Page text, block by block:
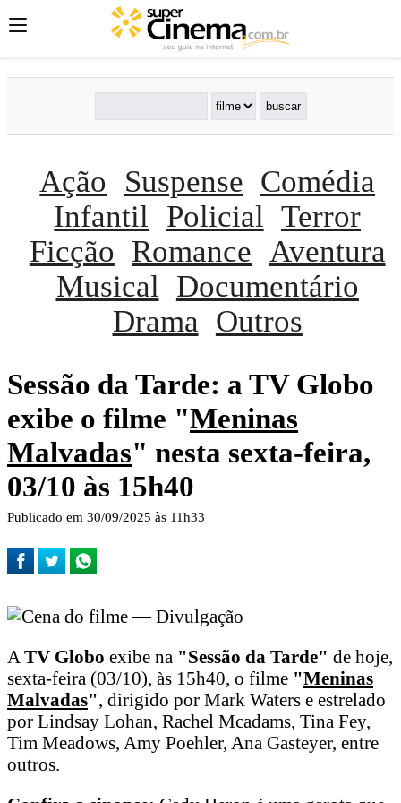
Ação Suspense Comédia
Infantil
Policial Terror
Ficção Romance Aventura
Musical
Documentário
Drama Outros
Sessão da Tarde: a TV Globo
exibe o filme "Meninas
Malvadas" nesta sexta-feira,
03/10 às 15h40
Publicado em 30/09/2025 às 11h33
A TV Globo exibe na "Sessão da Tarde" de hoje,
sexta-feira (03/10), às 15h40, o filme "Meninas
Malvadas", dirigido por Mark Waters e estrelado
por Lindsay Lohan, Rachel Mcadams, Tina Fey,
Tim Meadows, Amy Poehler, Ana Gasteyer, entre
outros.